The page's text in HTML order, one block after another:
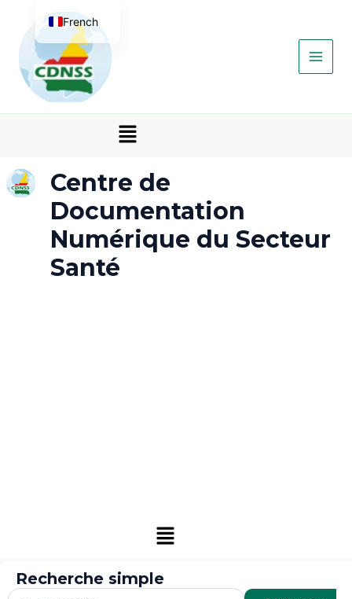
contenu
Menu
Menu
Centre de
Documentation
Numérique du Secteur
Santé
Menu
Recherche simple
French
English